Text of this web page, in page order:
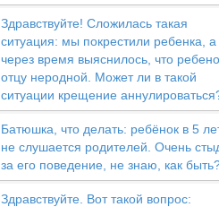
Здравствуйте! Сложилась такая
ситуация: мы покрестили ребенка, а
через время выяснилось, что
отцу неродной. Может ли в такой
ситуации крещение
Батюшка, что делать: ребёнок в 5
не слушается родителей. Очень
за его поведение, не знаю, как
Здравствуйте. Вот такой вопрос: